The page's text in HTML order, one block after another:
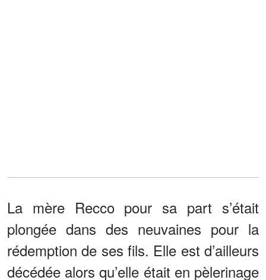
La mère Recco pour sa part s’était
plongée dans des neuvaines pour la
rédemption de ses fils. Elle est d’ailleurs
décédée alors qu’elle était en pèlerinage